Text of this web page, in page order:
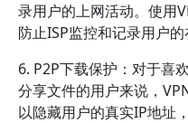
录用户的上网活动。使用
防止ISP监控和记录用户
6. P2P下载保护：对于喜
分享文件的用户来说，
以隐藏用户的真实IP地址